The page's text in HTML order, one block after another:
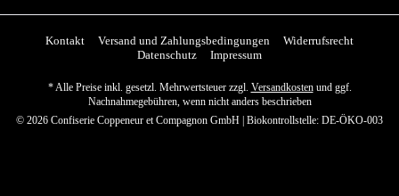
Kontakt Versand und Zahlungsbedingungen
Widerrufsrecht
Datenschutz
Impressum
* Alle Preise inkl. gesetzl. Mehrwertsteuer zzgl. Versandkostenund ggf.
Nachnahmegebühren, wenn nicht anders beschrieben
© 2026 Confiserie Coppeneur et Compagnon GmbH | Biokontrollstelle: DE-ÖKO-003